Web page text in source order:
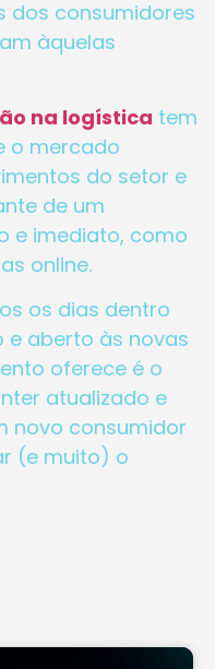
dos consumidores
àquelas
na logística tem
o mercado
do setor e
de um
e imediato, como
online.
os dias dentro
e aberto às novas
oferece é o
atualizado e
novo consumidor
(e muito) o